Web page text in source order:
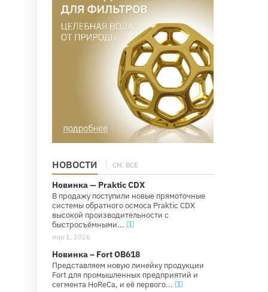
НОВОСТИ СМ. ВСЕ
Новинка — Praktic CDX
В продажу поступили новые прямоточные
системы обратного осмоса Praktic CDX
высокой производительности с
быстросъёмными...
мар 1, 2026
Новинка – Fort OB618
Представляем новую линейку продукции
Fort для промышленных предприятий и
сегмента HoReCa, и её первого...